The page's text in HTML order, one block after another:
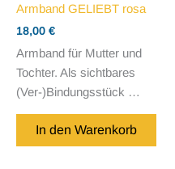
Armband GELIEBT rosa
18,00 €
Armband für Mutter und
Tochter. Als sichtbares
(Ver-)Bindungsstück …
In den Warenkorb